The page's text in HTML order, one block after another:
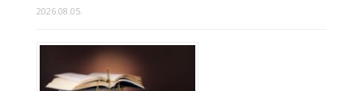
2026.08.05.